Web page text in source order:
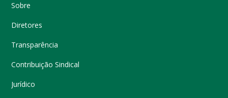
Sobre
Diretores
Transparência
Contribuição Sindical
Jurídico